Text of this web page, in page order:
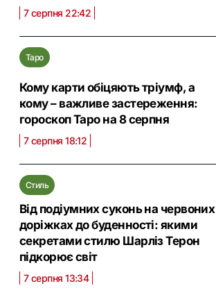
7 серпня 22:42
Таро
Кому карти обіцяють тріумф, а
кому – важливе застереження:
гороскоп Таро на 8 серпня
7 серпня 18:12
Стиль
Від подіумних суконь на червоних
доріжках до буденності: якими
секретами стилю Шарліз Терон
підкорює світ
7 серпня 13:34